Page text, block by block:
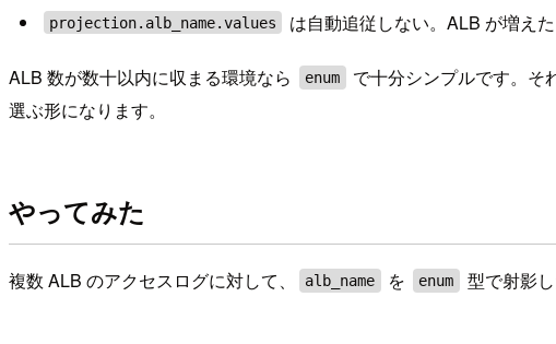
projection.alb_name.values は自動追従しない。ALB が増え
ALB 数が数十以内に収まる環境なら enum
で十分シンプルです。そ
選ぶ形になります。
やってみた
複数 ALB のアクセスログに対して、 alb_name を enum 型で射影